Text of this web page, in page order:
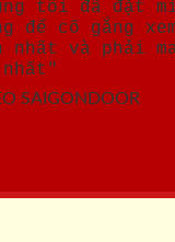
tôi đã đặt
để cố gắng
và phải
SAIGONDOOR